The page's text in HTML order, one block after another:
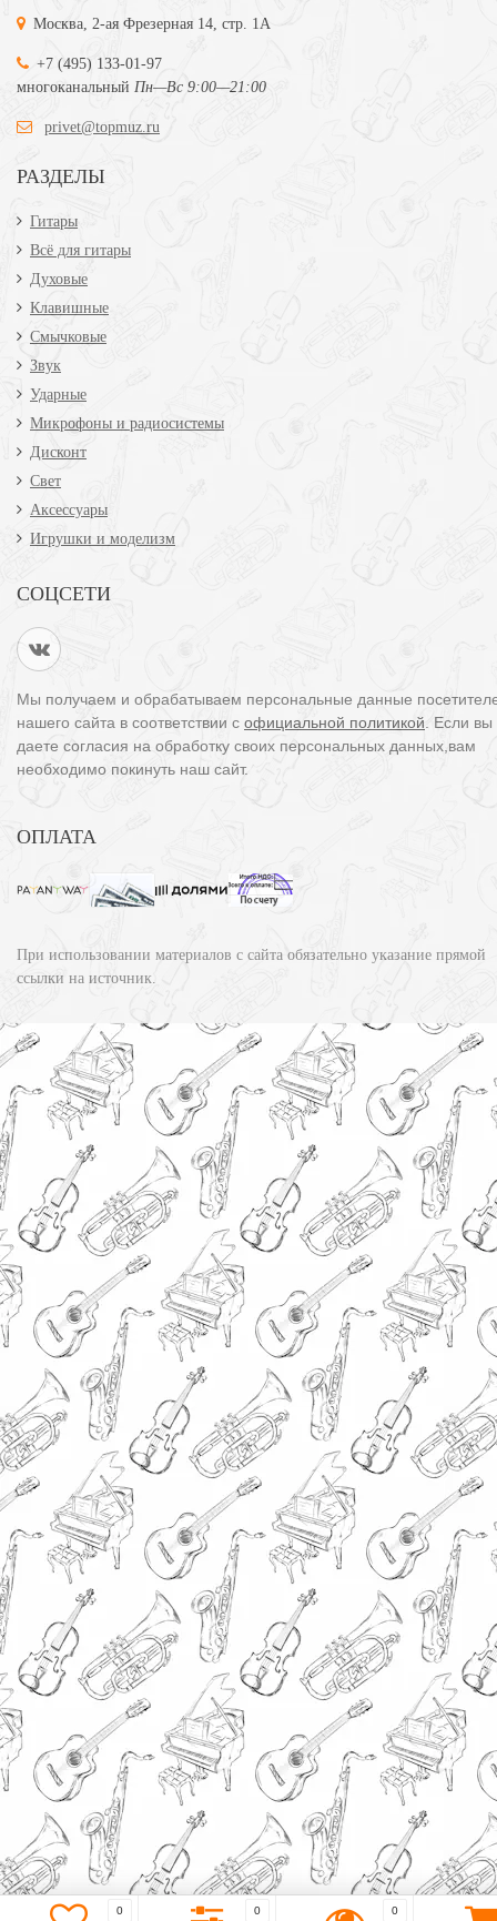
Москва, 2-ая Фрезерная 14, стр. 1А
+7 (495) 133-01-97
многоканальный Пн—Вс 9:00—21:00
privet@topmuz.ru
РАЗДЕЛЫ
Гитары
Всё для гитары
Духовые
Клавишные
Смычковые
Звук
Ударные
Микрофоны и радиосистемы
Дисконт
Свет
Аксессуары
Игрушки и моделизм
СОЦСЕТИ
Мы получаем и обрабатываем персональные данные
нашего сайта в соответствии с официальной политикой . Если
даете согласия на обработку своих персональных данных,вам
необходимо покинуть наш сайт.
ОПЛАТА
При использовании материалов с сайта обязательно указание прямой
ссылки на источник.
0 0 0